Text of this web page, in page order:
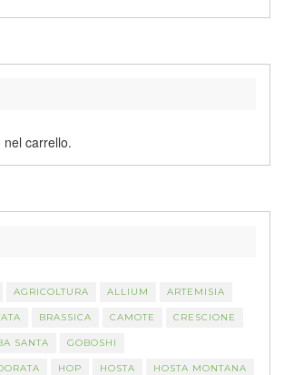
carrello.
AGRICOLTURA ALLIUM ARTEMISIA
BRASSICA CAMOTE CRESCIONE
SANTA GOBOSHI
HOP HOSTA HOSTA MONTANA